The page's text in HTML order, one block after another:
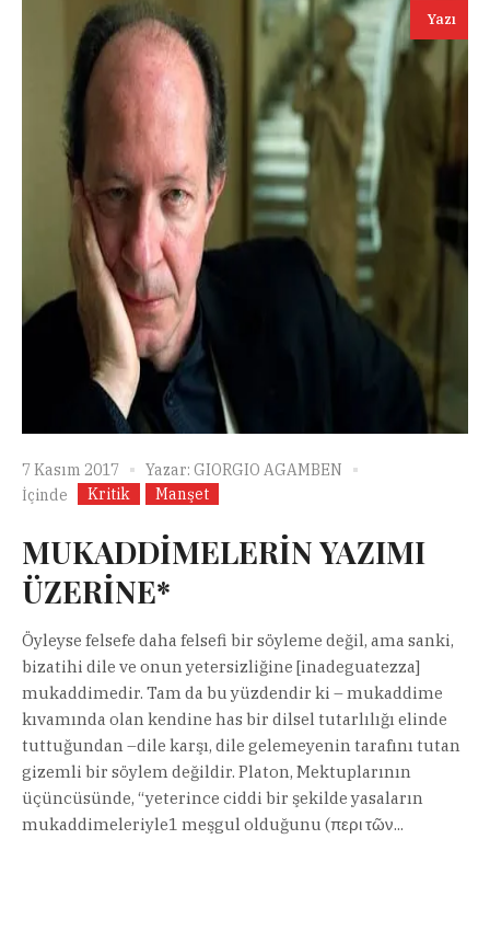
Yazı
7 Kasım 2017 Yazar: GIORGIO AGAMBEN
İçinde
Kritik Manşet
MUKADDİMELERİN YAZIMI
ÜZERİNE*
Öyleyse felsefe daha felsefi bir söyleme değil, ama sanki,
bizatihi dile ve onun yetersizliğine [inadeguatezza]
mukaddimedir. Tam da bu yüzdendir ki – mukaddime
kıvamında olan kendine has bir dilsel tutarlılığı elinde
tuttuğundan –dile karşı, dile gelemeyenin tarafını tutan
gizemli bir söylem değildir. Platon, Mektuplarının
üçüncüsünde, “yeterince ciddi bir şekilde yasaların
mukaddimeleriyle1 meşgul olduğunu (περι τῶν...